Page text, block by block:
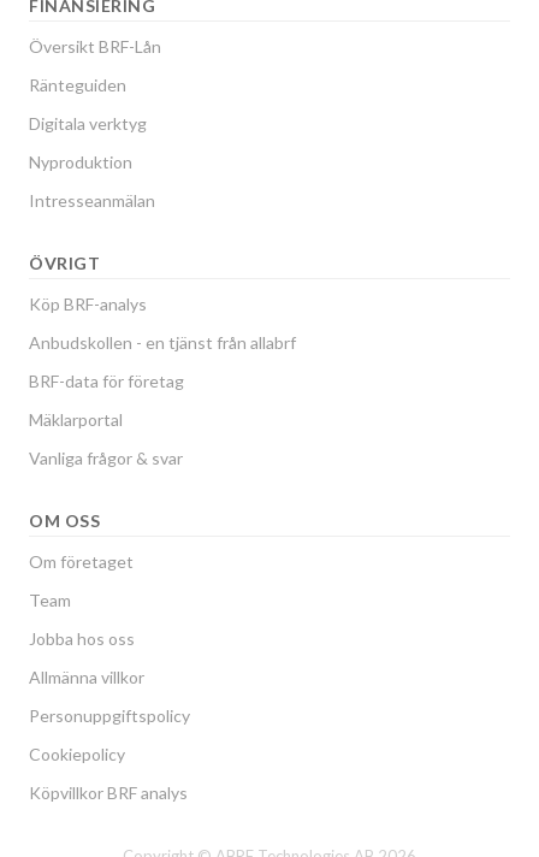
FINANSIERING
Översikt BRF-Lån
Ränteguiden
Digitala verktyg
Nyproduktion
Intresseanmälan
ÖVRIGT
Köp BRF-analys
Anbudskollen - en tjänst från allabrf
BRF-data för företag
Mäklarportal
Vanliga frågor & svar
OM OSS
Om företaget
Team
Jobba hos oss
Allmänna villkor
Personuppgiftspolicy
Cookiepolicy
Köpvillkor BRF analys